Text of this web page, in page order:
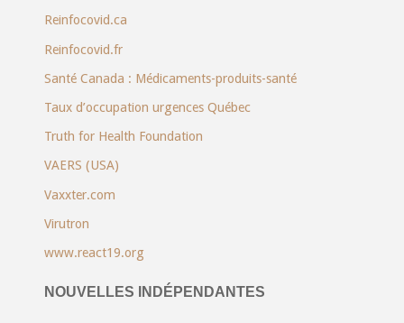
Reinfocovid.ca
Reinfocovid.fr
Santé Canada : Médicaments-produits-santé
Taux d’occupation urgences Québec
Truth for Health Foundation
VAERS (USA)
Vaxxter.com
Virutron
www.react19.org
NOUVELLES INDÉPENDANTES